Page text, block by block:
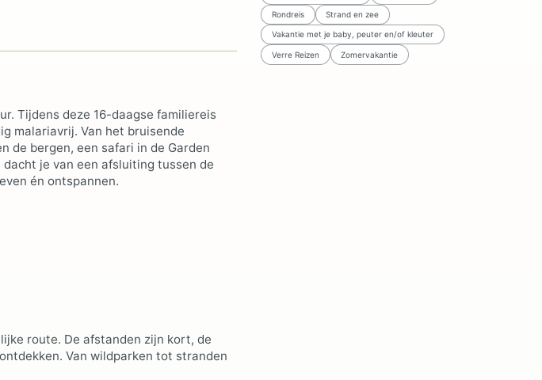
Tijdens deze 16-daagse familiereis
malariavrij. Van het bruisende
de bergen, een safari in de Garden
dacht je van een afsluiting tussen de
én ontspannen.
route. De afstanden zijn kort, de
Van wildparken tot stranden
Rondreis Strand en zee
Vakantie met je baby, peuter en/of kleuter
Verre Reizen Zomervakantie